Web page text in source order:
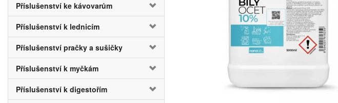
Příslušenství ke kávovarům
Příslušenství k lednicím
Příslušenství pračky a sušičky
Příslušenství k myčkám
Příslušenství k digestořím